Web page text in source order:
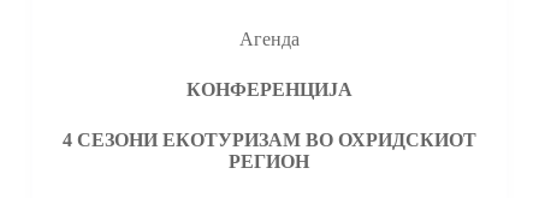
Агенда
КОНФЕРЕНЦИЈА
4 СЕЗОНИ ЕКОТУРИЗАМ ВО ОХРИДСКИОТ
РЕГИОН